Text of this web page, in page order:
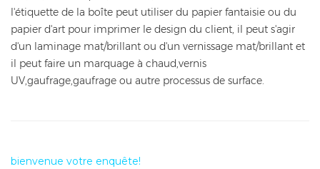
l'étiquette de la boîte peut utiliser du papier fantaisie ou du
papier d'art pour imprimer le design du client, il peut s'agir
d'un laminage mat/brillant ou d'un vernissage mat/brillant et
il peut faire un marquage à chaud,vernis
UV,gaufrage,gaufrage ou autre processus de surface.
bienvenue votre enquête!